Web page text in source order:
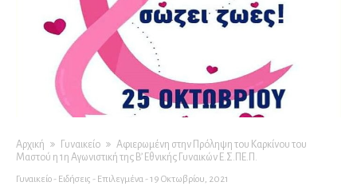
Αρχική Γυναικείο
Αφιερωμένη στην Πρόληψη του Καρκίνου του
Μαστού η 1η Αγωνιστική της Β’ Εθνικής Γυναικών Ε.Σ.ΠΕ.Π.
Γυναικείο - Ειδήσεις - Επιλεγμένα -19 Οκτωβρίου, 2021